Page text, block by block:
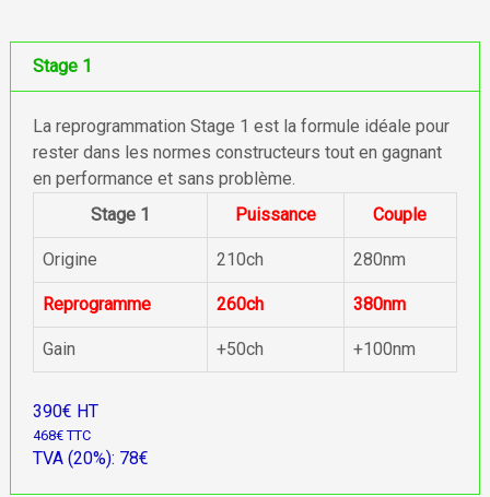
Stage 1
La reprogrammation Stage 1 est la formule idéale pour
rester dans les normes constructeurs tout en gagnant
en performance et sans problème.
Stage 1
Puissance Couple
Origine 210ch 280nm
Reprogramme 260ch 380nm
Gain +50ch +100nm
390€ HT
468€ TTC
TVA (20%): 78€